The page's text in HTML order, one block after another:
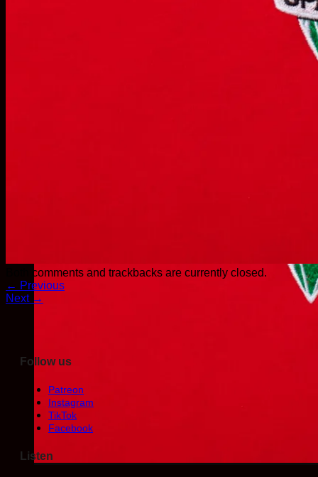
Both comments and trackbacks are currently closed.
← Previous
Next →
Follow us
Patreon
Instagram
TikTok
Facebook
Listen